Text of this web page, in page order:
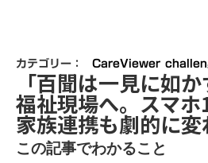
カテゴリー： CareViewer
「百聞は一見に如
福祉現場へ。スマ
家族連携も劇的に変
この記事でわかること